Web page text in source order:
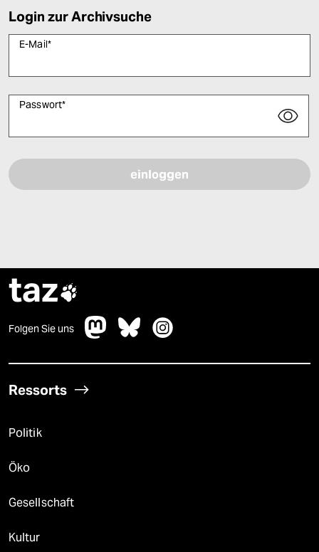
Login zur Archivsuche
E-Mail*
Passwort*
taz
Folgen Sie uns
Ressorts
Politik
Öko
Gesellschaft
Kultur